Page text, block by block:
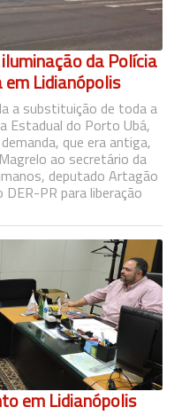
da Polícia
Lidianópolis
a substituição de toda a
Estadual do Porto Ubá,
que era antiga,
ao secretário da
deputado Artagão
PR para liberação
em Lidianópolis